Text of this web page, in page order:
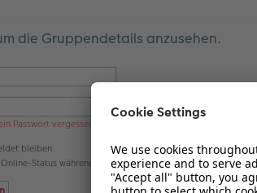
die Gruppendetails anzusehen.
Passwort vergessen
bleiben
Status während dieser Sitzung verbergen